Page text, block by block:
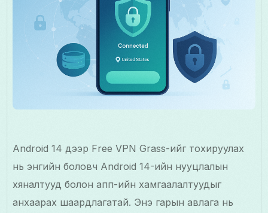
Android 14 дээр Free VPN Grass-ийг тохируулах
нь энгийн боловч Android 14-ийн нууцлалын
хяналтууд болон апп-ийн хамгаалалтуудыг
анхаарах шаардлагатай. Энэ гарын авлага нь